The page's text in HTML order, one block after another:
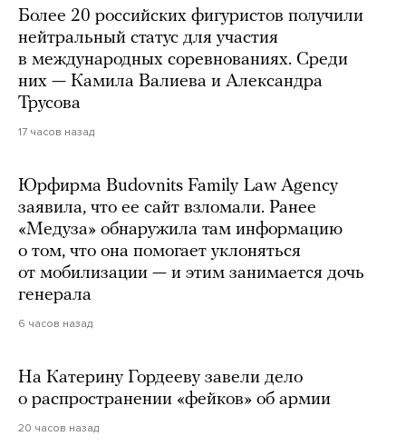
Более 20 российских фигуристов получили
нейтральный статус для участия
в международных соревнованиях. Среди
них — Камила Валиева и Александра
Трусова
17 часов назад
Юрфирма Budovnits Family Law Agency
заявила, что ее сайт взломали. Ранее
«Медуза» обнаружила там информацию
о том, что она помогает уклоняться
от мобилизации — и этим занимается дочь
генерала
6 часов назад
На Катерину Гордееву завели дело
о распространении «фейков» об армии
20 часов назад